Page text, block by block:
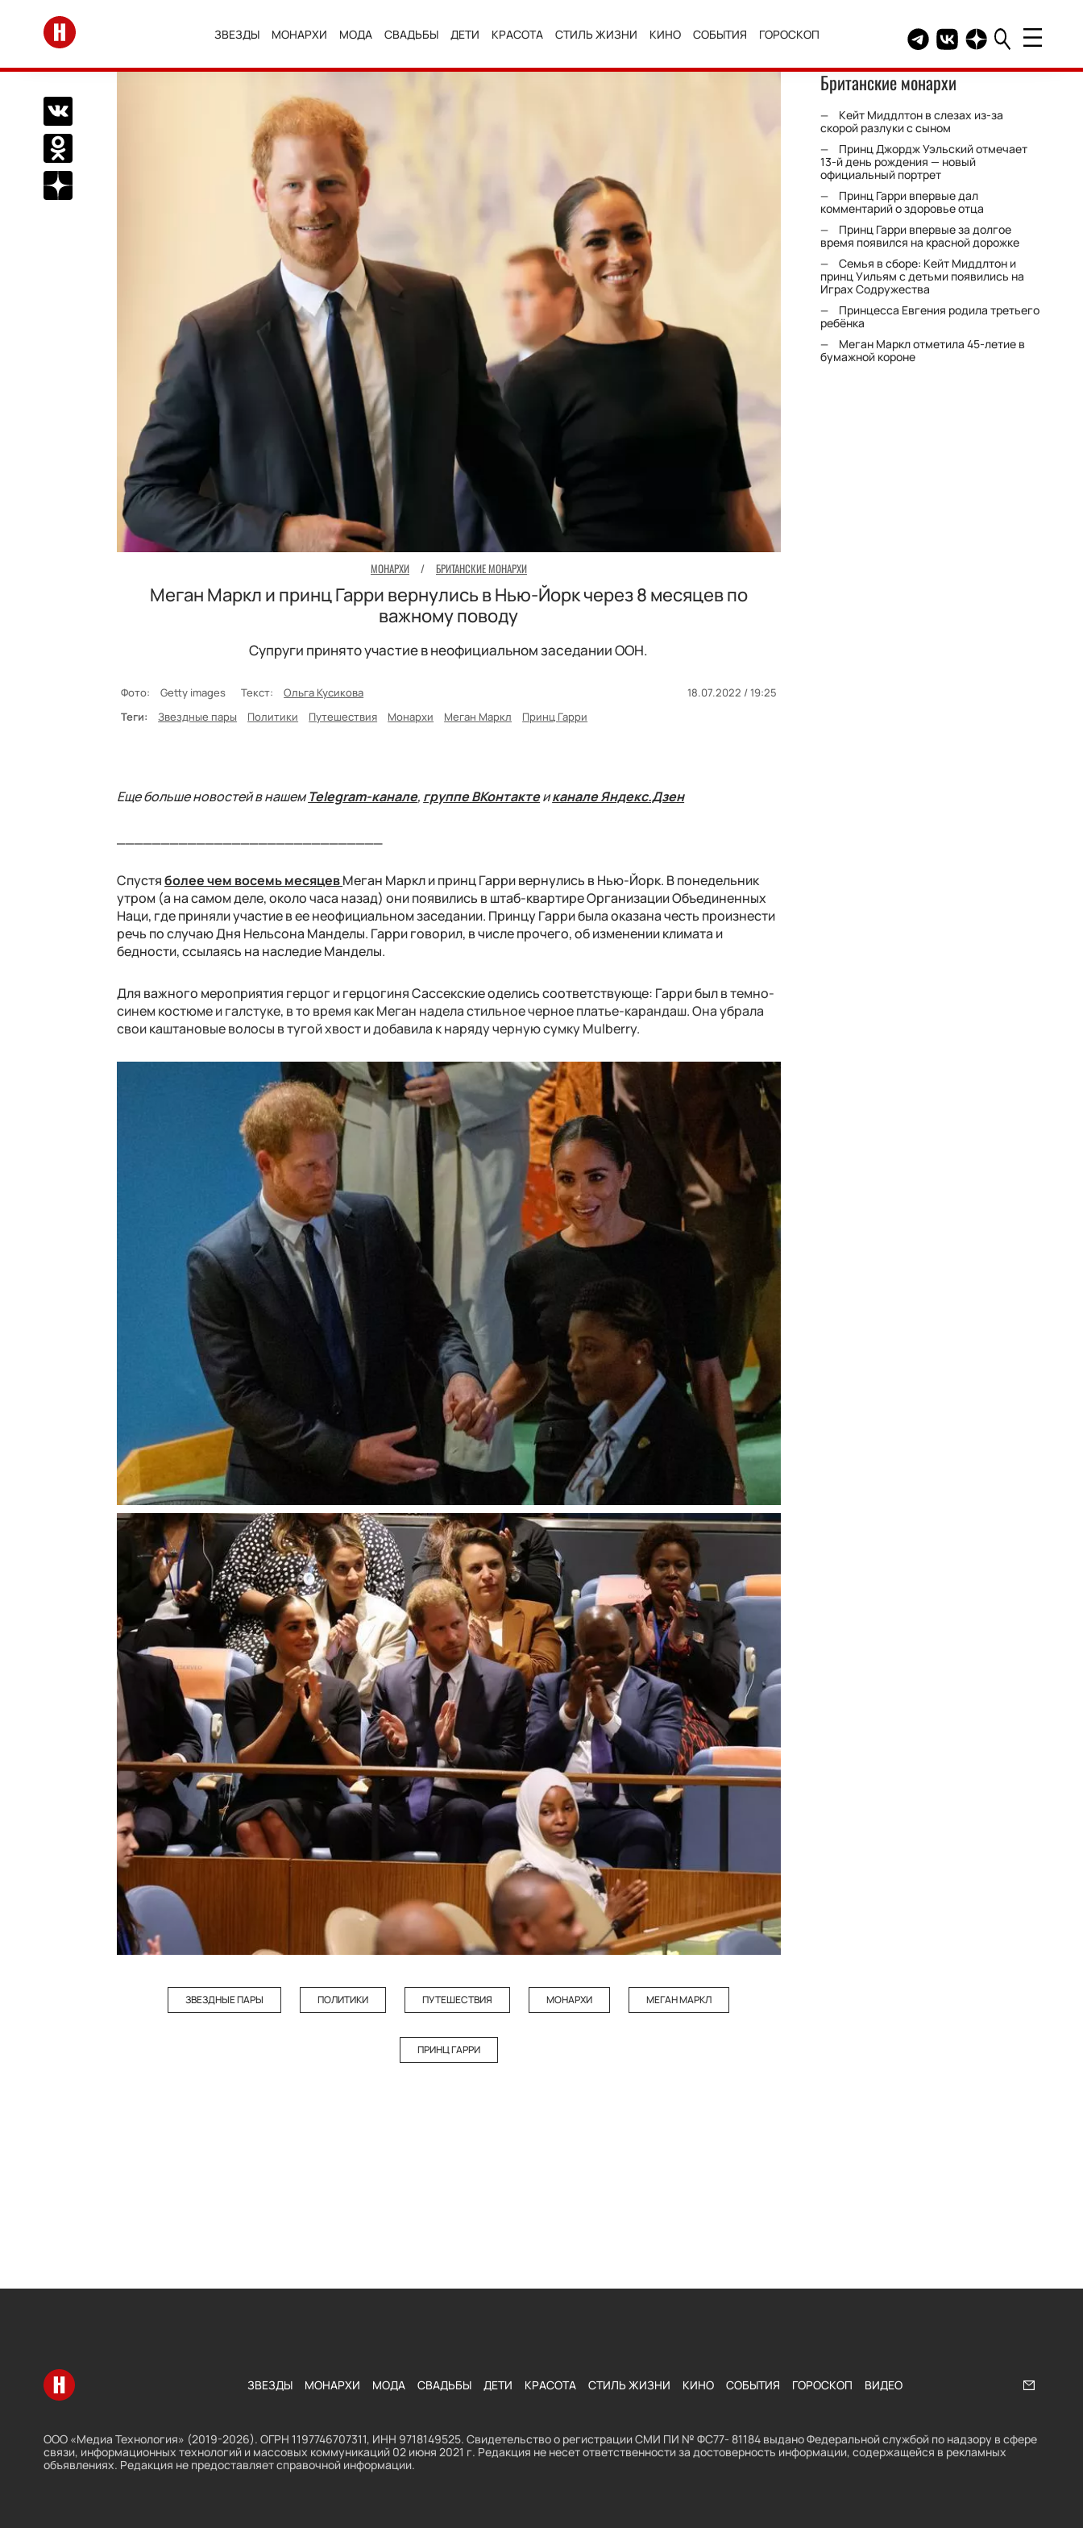
Перейти на главную
ЗВЕЗДЫ МОНАРХИ МОДА СВАДЬБЫ ДЕТИ КРАСОТА СТИЛЬ ЖИЗНИ КИНО СОБЫТИЯ ГОРОСКОП Telegram канал HELLO
Группа HELLO
Канал HELLO в
Поделиться Вконтакте
Поделиться в Одноклассниках
Подписаться на нас в Дзен
МОНАРХИ / БРИТАНСКИЕ МОНАРХИ
Меган Маркл и принц Гарри вернулись в Нью-Йорк через 8 месяцев по
важному поводу
Супруги принято участие в неофициальном заседании ООН.
Фото: Getty images Текст: Ольга Кусикова
18.07.2022 / 19:25
Теги:
Звездные пары Политики Путешествия Монархи Меган Маркл Принц Гарри
Еще больше новостей в нашемTelegram-канале, группе ВКонтактеиканале Яндекс.Дзен
Спустяболее чем восемь месяцевМеган Маркл и принц Гарри вернулись в Нью-Йорк. В понедельник
утром (а на самом деле, около часа назад) они появились в штаб-квартире Организации Объединенных
Наци, где приняли участие в ее неофициальном заседании. Принцу Гарри была оказана честь произнести
речь по случаю Дня Нельсона Манделы. Гарри говорил, в числе прочего, об изменении климата и
бедности, ссылаясь на наследие Манделы.
Для важного мероприятия герцог и герцогиня Сассекские оделись соответствующе: Гарри былв темно-
синем костюме и галстуке, в то время как Меган надела стильное черное платье-карандаш. Она убрала
свои каштановые волосы в тугой хвост и добавила к наряду черную сумку Mulberry.
ЗВЕЗДНЫЕ ПАРЫ ПОЛИТИКИ ПУТЕШЕСТВИЯ МОНАРХИ МЕГАН МАРКЛ
ПРИНЦ ГАРРИ
Британские монархи
Кейт Миддлтон в слезах из-за
скорой разлуки с сыном
Принц Джордж Уэльский отмечает
13-й день рождения — новый
официальный портрет
Принц Гарри впервые дал
комментарий о здоровье отца
Принц Гарри впервые за долгое
время появился на красной дорожке
Семья в сборе: Кейт Миддлтон и
принц Уильям с детьми появились на
Играх Содружества
Принцесса Евгения родила третьего
ребёнка
Меган Маркл отметила 45-летие в
бумажной короне
Перейти на главную ЗВЕЗДЫ МОНАРХИ МОДА СВАДЬБЫ ДЕТИ КРАСОТА СТИЛЬ ЖИЗНИ КИНО СОБЫТИЯ ГОРОСКОП ВИДЕО
ООО «Медиа Технология» (2019-2026). ОГРН 1197746707311, ИНН 9718149525. Свидетельство о регистрации СМИ ПИ № ФС77- 81184 выдано Федеральной службой по надзору в сфере
связи, информационных технологий и массовых коммуникаций 02 июня 2021 г. Редакция не несет ответственности за достоверность информации, содержащейся в рекламных
объявлениях. Редакция не предоставляет справочной информации.